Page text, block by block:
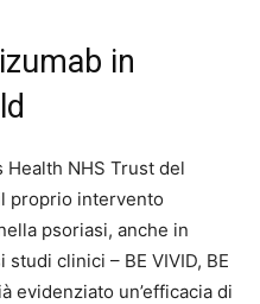
in
NHS Trust del
proprio intervento
psoriasi, anche in
clinici – BE VIVID, BE
evidenziato un’efficacia di